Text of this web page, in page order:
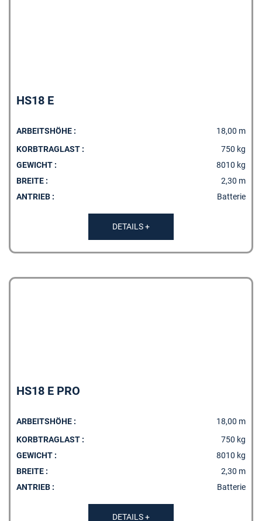
HS18 E
ARBEITSHÖHE :
18,00 m
KORBTRAGLAST :
750 kg
GEWICHT :
8010 kg
BREITE :
2,30 m
ANTRIEB :
Batterie
DETAILS +
HS18 E PRO
ARBEITSHÖHE :
18,00 m
KORBTRAGLAST :
750 kg
GEWICHT :
8010 kg
BREITE :
2,30 m
ANTRIEB :
Batterie
DETAILS +